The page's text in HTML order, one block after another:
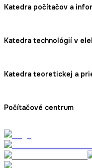
Katedra počítačov a
Katedra technológií v
Katedra teoretickej a
Počítačové centrum